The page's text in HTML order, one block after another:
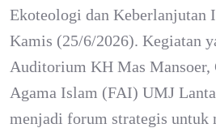
Ekoteologi dan Keberlanjutan
Kamis (25/6/2026). Kegiatan
Auditorium KH Mas Mansoer,
Agama Islam (FAI) UMJ
menjadi forum strategis untuk